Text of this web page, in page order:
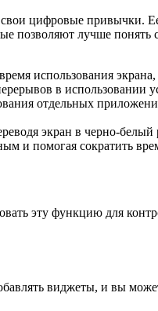
цифровые привычки.
лучше понять
использования
в использовании
отдельных
экран в черно-
и помогая сократить
эту функцию для
виджеты, и вы